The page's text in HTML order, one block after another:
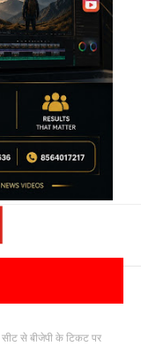
सीट से बीजेपी के टिकट पर